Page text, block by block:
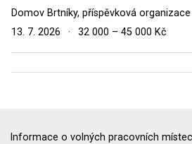
Domov Brtníky, příspěvková organizace
13. 7. 2026
· 32 000 – 45 000 Kč
Informace o volných pracovních